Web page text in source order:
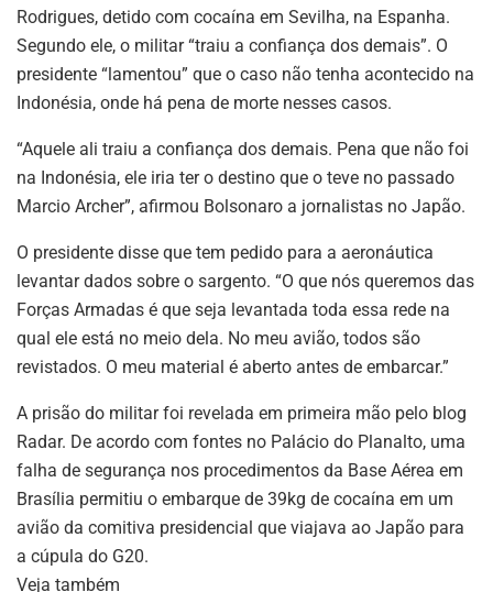
Rodrigues, detido com cocaína em Sevilha, na Espanha.
Segundo ele, o militar “traiu a confiança dos demais”. O
presidente “lamentou” que o caso não tenha acontecido na
Indonésia, onde há pena de morte nesses casos.
“Aquele ali traiu a confiança dos demais. Pena que não foi
na Indonésia, ele iria ter o destino que o teve no passado
Marcio Archer”, afirmou Bolsonaro a jornalistas no Japão.
O presidente disse que tem pedido para a aeronáutica
levantar dados sobre o sargento. “O que nós queremos das
Forças Armadas é que seja levantada toda essa rede na
qual ele está no meio dela. No meu avião, todos são
revistados. O meu material é aberto antes de embarcar.”
A prisão do militar foi revelada em primeira mão pelo blog
Radar. De acordo com fontes no Palácio do Planalto, uma
falha de segurança nos procedimentos da Base Aérea em
Brasília permitiu o embarque de 39kg de cocaína em um
avião da comitiva presidencial que viajava ao Japão para
a cúpula do G20.
Veja também